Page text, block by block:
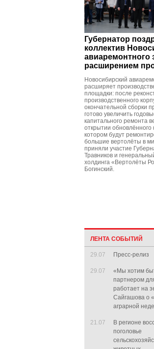
Губернатор
коллектив
авиаремонтного
расширением
Новосибирский
расширяет
площадки: после
производственного
окончательной сборки
готово увеличить
капитального ремонта
открытии обновлённого
котором будут
большие вертолёты в
приняли участие
Травников и
холдинга «Вертолёты
Богинский.
ЛЕНТА СОБЫТИЙ
29.07 Пресс-релиз
29.07
«Мы хотим
партнером
работает на
Сайгашова о
аграрной
21.07
В регионе
поголовье